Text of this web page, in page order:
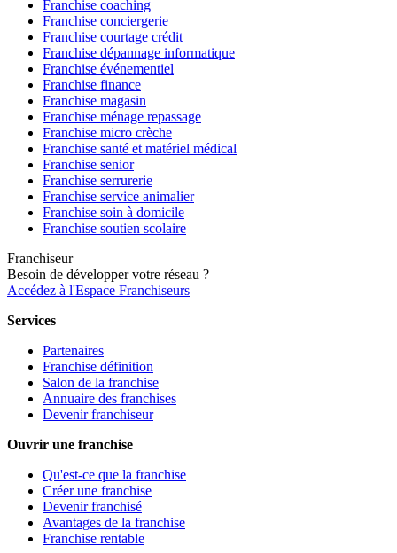
Franchise coaching
Franchise conciergerie
Franchise courtage crédit
Franchise dépannage informatique
Franchise événementiel
Franchise finance
Franchise magasin
Franchise ménage repassage
Franchise micro crèche
Franchise santé et matériel médical
Franchise senior
Franchise serrurerie
Franchise service animalier
Franchise soin à domicile
Franchise soutien scolaire
Franchiseur
Besoin de développer votre réseau ?
Accédez à l'Espace Franchiseurs
Services
Partenaires
Franchise définition
Salon de la franchise
Annuaire des franchises
Devenir franchiseur
Ouvrir une franchise
Qu'est-ce que la franchise
Créer une franchise
Devenir franchisé
Avantages de la franchise
Franchise rentable